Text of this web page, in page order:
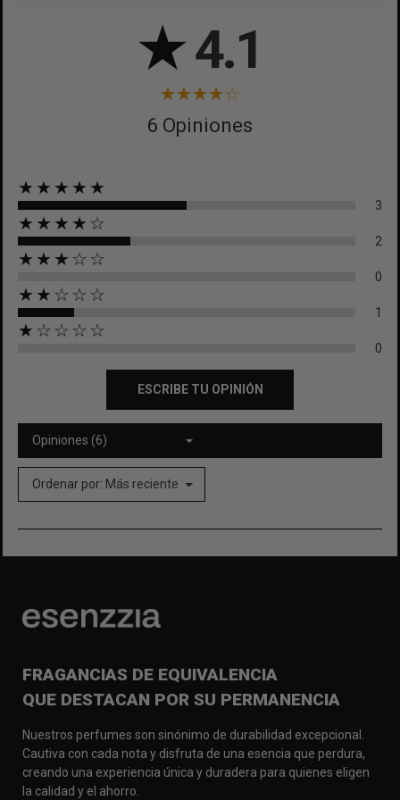
★4.1
6 Opiniones
★★★★★
3
★★★★☆
2
★★★☆☆
0
★★☆☆☆
1
★☆☆☆☆
0
ESCRIBE TU OPINIÓN
Opiniones (6)
Ordenar por: Más reciente
FRAGANCIAS DE EQUIVALENCIA
QUE DESTACAN POR SU PERMANENCIA
Nuestros perfumes son sinónimo de durabilidad excepcional.
Cautiva con cada nota y disfruta de una esencia que perdura,
creando una experiencia única y duradera para quienes eligen
la calidad y el ahorro.